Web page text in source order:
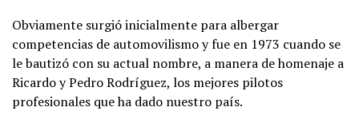
Obviamente surgió inicialmente para albergar
competencias de automovilismo y fue en 1973 cuando se
le bautizó con su actual nombre, a manera de homenaje a
Ricardo y Pedro Rodríguez, los mejores pilotos
profesionales que ha dado nuestro país.